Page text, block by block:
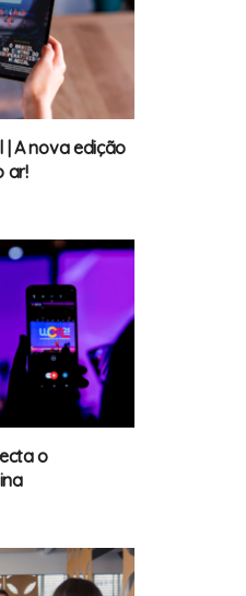
A nova edição
ar!
o